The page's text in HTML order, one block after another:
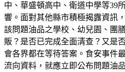
中、華盛頓高中、衛道中學等39
響。面對其他縣市積極揭露資訊
該問題油品之學校、幼兒園、團
販？是否已完成全面清查？又是
會各界都在等待答案。食安事件
流向資料，就應立即公布問題油